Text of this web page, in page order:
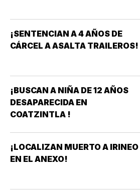
¡SENTENCIAN A 4 AÑOS DE
CÁRCEL A ASALTA TRAILEROS!
¡BUSCAN A NIÑA DE 12 AÑOS
DESAPARECIDA EN
COATZINTLA !
¡LOCALIZAN MUERTO A IRINEO
EN EL ANEXO!